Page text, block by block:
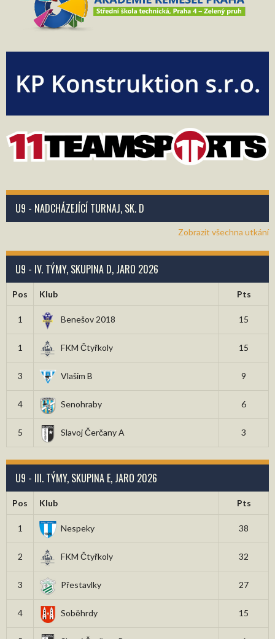
U9 - NADCHÁZEJÍCÍ TURNAJ, SK. D
Zobrazit všechna utkání
U9 - IV. TÝMY, SKUPINA D, JARO 2026
Pos Klub Pts
1 Benešov 2018 15
1 FKM Čtyřkoly 15
3 Vlašim B 9
4 Senohraby 6
5 Slavoj Čerčany A 3
U9 - III. TÝMY, SKUPINA E, JARO 2026
Pos Klub Pts
1 Nespeky 38
2 FKM Čtyřkoly 32
3 Přestavlky 27
4 Soběhrdy 15